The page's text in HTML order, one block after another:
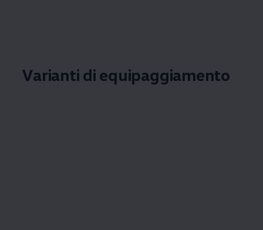
Varianti di equipaggiamento